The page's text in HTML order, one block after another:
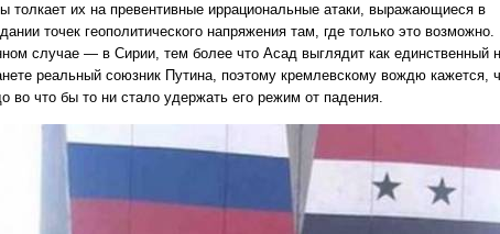
толкает их на превентивные иррациональные атаки, выражающиеся в
точек геополитического напряжения там, где только это возможно.
случае — в Сирии, тем более что Асад выглядит как единственный
реальный союзник Путина, поэтому кремлевскому вождю кажется,
во что бы то ни стало удержать его режим от падения.